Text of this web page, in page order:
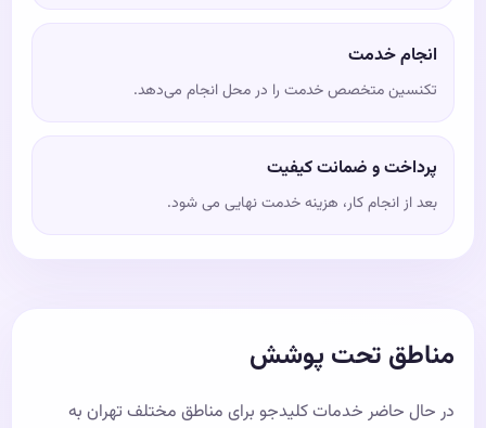
انجام خدمت
تکنسین متخصص خدمت را در محل انجام می‌دهد.
پرداخت و ضمانت کیفیت
بعد از انجام کار، هزینه خدمت نهایی می شود.
مناطق تحت پوشش
در حال حاضر خدمات کلیدجو برای مناطق مختلف تهران به